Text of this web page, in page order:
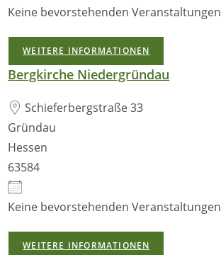
Keine bevorstehenden Veranstaltungen
WEITERE INFORMATIONEN
Bergkirche Niedergründau
Schieferbergstraße 33
Gründau
Hessen
63584
Keine bevorstehenden Veranstaltungen
WEITERE INFORMATIONEN